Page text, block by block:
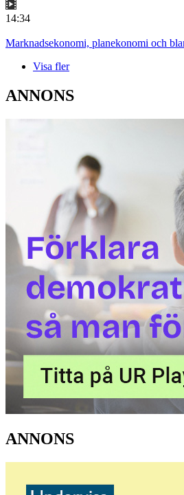
14:34
Marknadsekonomi, planekonomi och
Visa fler
ANNONS
ANNONS